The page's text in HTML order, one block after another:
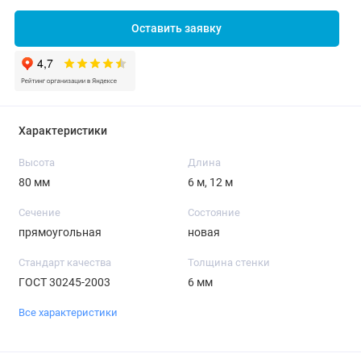
Оставить заявку
Характеристики
Высота
80 мм
Длина
6 м, 12 м
Сечение
прямоугольная
Состояние
новая
Стандарт качества
ГОСТ 30245-2003
Толщина стенки
6 мм
Все характеристики